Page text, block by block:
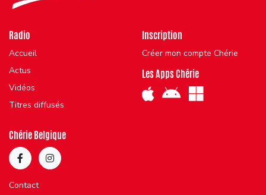
Radio
Accueil
Actus
Vidéos
Titres diffusés
Inscription
Créer mon compte Chérie
Les Apps Chérie
Chérie Belgique
Contact